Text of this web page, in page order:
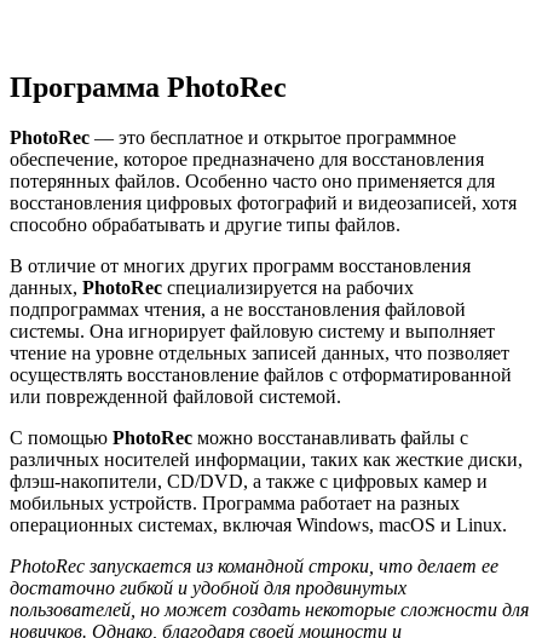
Программа PhotoRec
PhotoRec — это бесплатное и открытое программное
обеспечение, которое предназначено для восстановления
потерянных файлов. Особенно часто оно применяется для
восстановления цифровых фотографий и видеозаписей, хотя
способно обрабатывать и другие типы файлов.
В отличие от многих других программ восстановления
данных, PhotoRec специализируется на рабочих
подпрограммах чтения, а не восстановления файловой
системы. Она игнорирует файловую систему и выполняет
чтение на уровне отдельных записей данных, что позволяет
осуществлять восстановление файлов с отформатированной
или поврежденной файловой системой.
С помощью PhotoRec можно восстанавливать файлы с
различных носителей информации, таких как жесткие диски,
флэш-накопители, CD/DVD, а также с цифровых камер и
мобильных устройств. Программа работает на разных
операционных системах, включая Windows, macOS и Linux.
PhotoRec запускается из командной строки, что делает ее
достаточно гибкой и удобной для продвинутых
пользователей, но может создать некоторые сложности для
новичков. Однако, благодаря своей мощности и